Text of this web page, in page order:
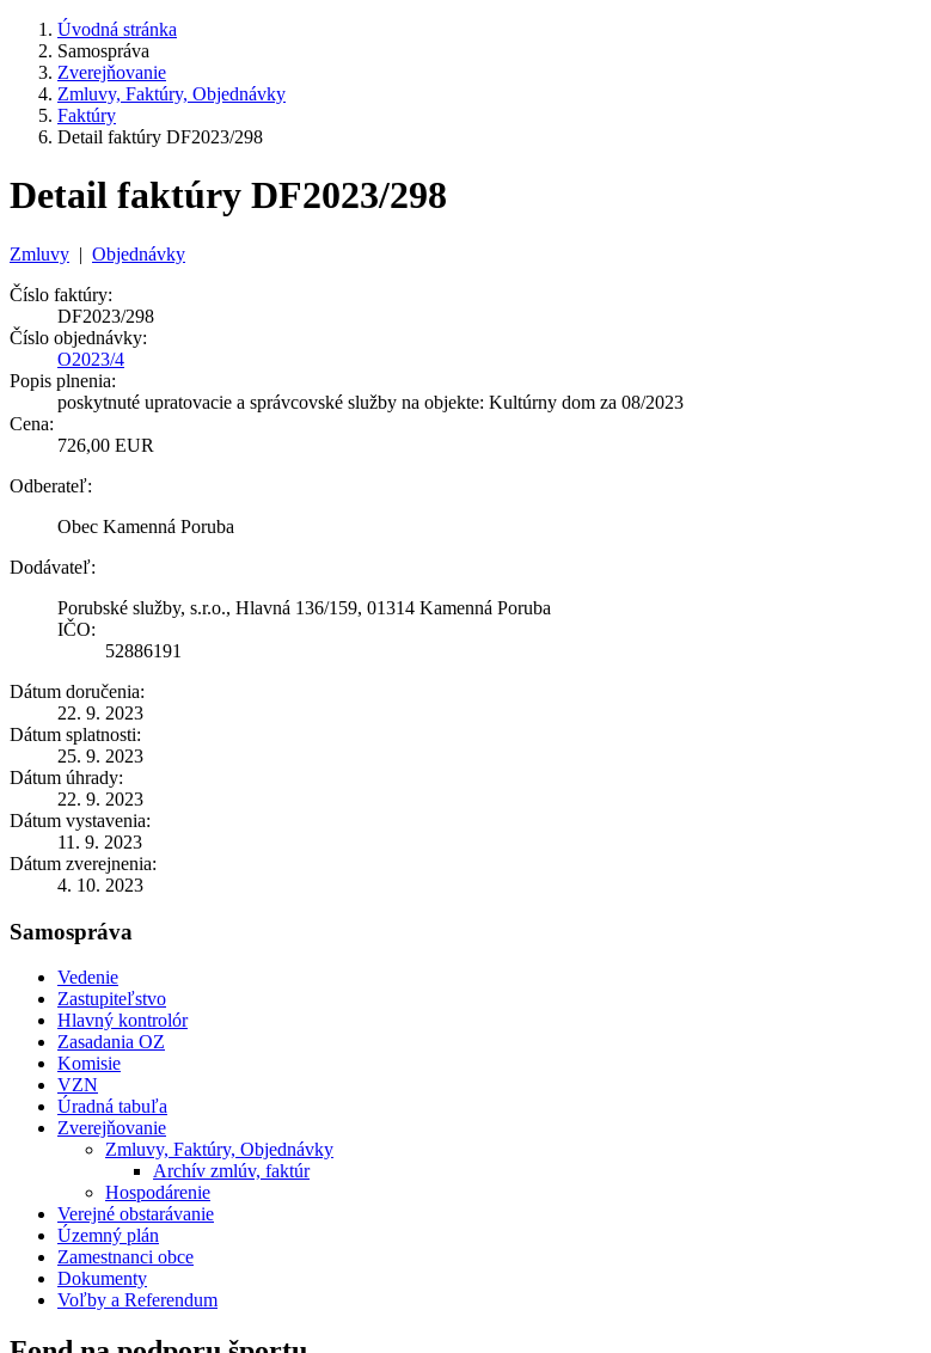
Úvodná stránka
Samospráva
Zverejňovanie
Zmluvy, Faktúry, Objednávky
Faktúry
Detail faktúry DF2023/298
Detail faktúry DF2023/298
Zmluvy | Objednávky
Číslo faktúry:
DF2023/298
Číslo objednávky:
O2023/4
Popis plnenia:
poskytnuté upratovacie a správcovské služby na objekte: Kultúrny dom za 08/2023
Cena:
726,00 EUR
Odberateľ:
Obec Kamenná Poruba
Dodávateľ:
Porubské služby, s.r.o., Hlavná 136/159, 01314 Kamenná Poruba
IČO:
52886191
Dátum doručenia:
22. 9. 2023
Dátum splatnosti:
25. 9. 2023
Dátum úhrady:
22. 9. 2023
Dátum vystavenia:
11. 9. 2023
Dátum zverejnenia:
4. 10. 2023
Samospráva
Vedenie
Zastupiteľstvo
Hlavný kontrolór
Zasadania OZ
Komisie
VZN
Úradná tabuľa
Zverejňovanie
Zmluvy, Faktúry, Objednávky
Archív zmlúv, faktúr
Hospodárenie
Verejné obstarávanie
Územný plán
Zamestnanci obce
Dokumenty
Voľby a Referendum